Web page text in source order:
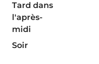
Tard dans
l'après-
midi
Soir